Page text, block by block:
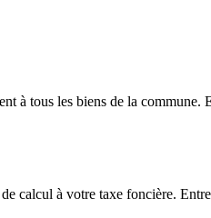
à tous les biens de la commune.
calcul à votre taxe foncière.